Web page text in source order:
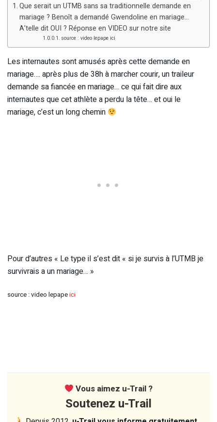
Que serait un UTMB sans sa traditionnelle demande en
mariage ? Benoît a demandé Gwendoline en mariage…
A’telle dit OUI ? Réponse en VIDEO sur notre site
source : video lepape ici
Les internautes sont amusés après cette demande en
mariage…. après plus de 38h à marcher courir, un traileur
demande sa fiancée en mariage… ce qui fait dire aux
internautes que cet athlète a perdu la tête… et oui le
mariage, c’est un long chemin
Pour d’autres « Le type il s’est dit « si je survis à l’UTMB je
survivrais a un mariage… »
source : video lepapeici
Vous aimez u-Trail ?
Soutenez u-Trail